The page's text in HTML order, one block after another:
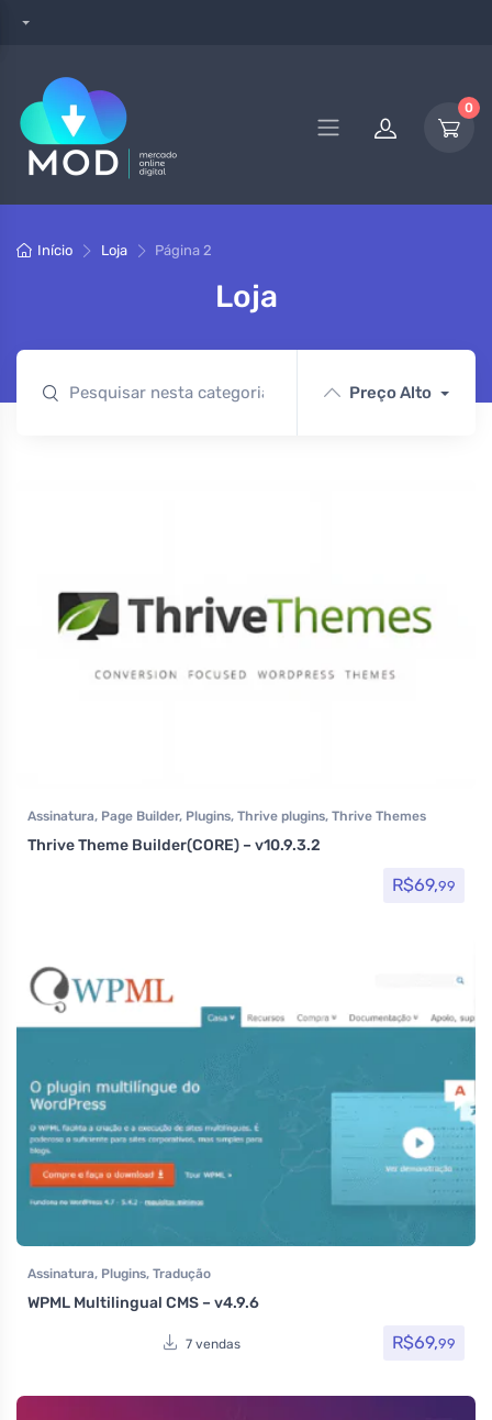
0
Início Loja Página 2
Loja
Preço Alto
Assinatura, Page Builder, Plugins, Thrive plugins, Thrive Themes
Thrive Theme Builder(CORE) – v10.9.3.2
R$69,99
Assinatura, Plugins, Tradução
WPML Multilingual CMS – v4.9.6
7 vendas R$69,99